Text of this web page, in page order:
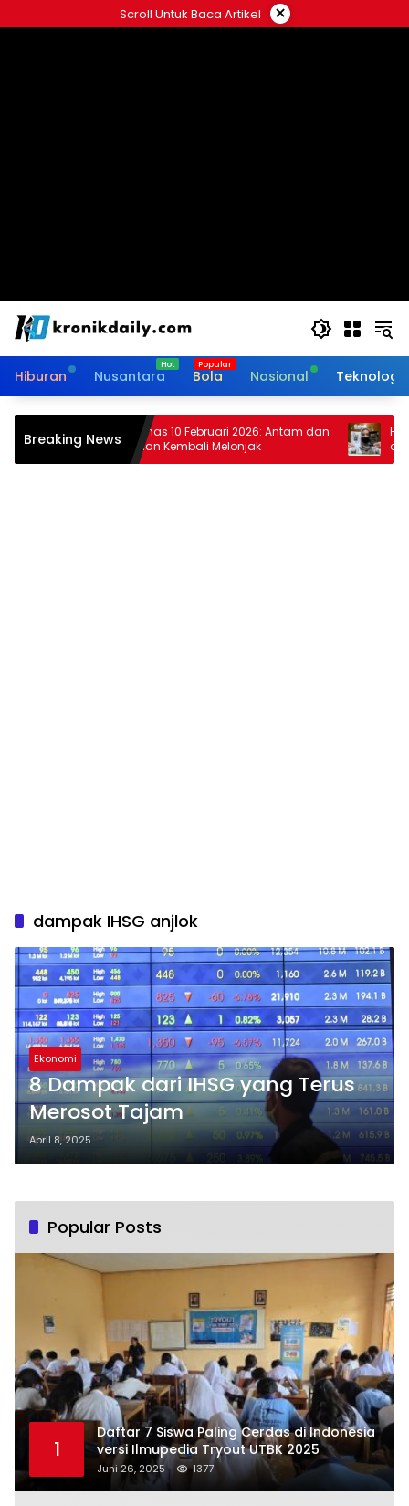
ke
Scroll Untuk Baca Artikel ×
Hiburan Nusantara Bola Nasional Teknologi
Breaking News
Harga Emas 10 Februari 2026: Antam dan
Pegadaian Kembali Melonjak
Harga
dan
dampak IHSG anjlok
Ekonomi
8 Dampak dari IHSG yang Terus
Merosot Tajam
April 8, 2025
Popular Posts
1
Daftar 7 Siswa Paling Cerdas di Indonesia
versi Ilmupedia Tryout UTBK 2025
Juni 26, 2025 1377